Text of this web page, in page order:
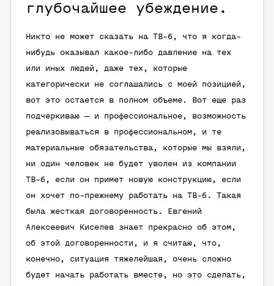
глубочайшее убеждение.
Никто не может сказать на ТВ-6, что я когда-
нибудь оказывал какое-либо давление на тех
или иных людей, даже тех, которые
категорически не соглашались с моей позицией,
вот это остается в полном объеме. Вот еще раз
подчеркиваю — и профессиональное, возможность
реализовываться в профессиональном, и те
материальные обязательства, которые мы взяли,
ни один человек не будет уволен из компании
ТВ-6, если он примет новую конструкцию, если
он хочет по-прежнему работать на ТВ-6. Такая
была жесткая договоренность. Евгений
Алексеевич Киселев знает прекрасно об этом,
об этой договоренности, и я считаю, что,
конечно, ситуация тяжелейшая, очень сложно
будет начать работать вместе, но это сделать,